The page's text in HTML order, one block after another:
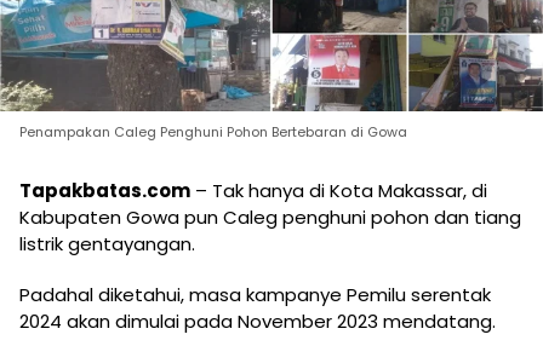
Penampakan Caleg Penghuni Pohon Bertebaran di Gowa
Tapakbatas.com – Tak hanya di Kota Makassar, di
Kabupaten Gowa pun Caleg penghuni pohon dan tiang
listrik gentayangan.
Padahal diketahui, masa kampanye Pemilu serentak
2024 akan dimulai pada November 2023 mendatang.